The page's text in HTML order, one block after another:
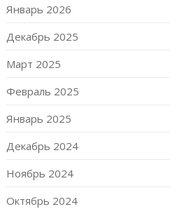
Январь 2026
Декабрь 2025
Март 2025
Февраль 2025
Январь 2025
Декабрь 2024
Ноябрь 2024
Октябрь 2024